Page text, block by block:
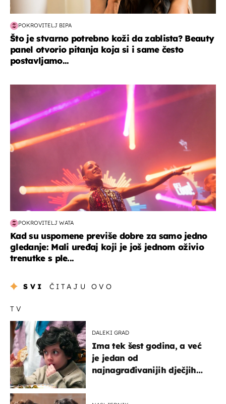
POKROVITELJ BIPA
Što je stvarno potrebno koži da zablista? Beauty
panel otvorio pitanja koja si i same često
postavljamo...
POKROVITELJ WATA
Kad su uspomene previše dobre za samo jedno
gledanje: Mali uređaj koji je još jednom oživio
trenutke s ple...
SVI ČITAJU OVO
TV
DALEKI GRAD
Ima tek šest godina, a već
je jedan od
najnagrađivanijih dječjih